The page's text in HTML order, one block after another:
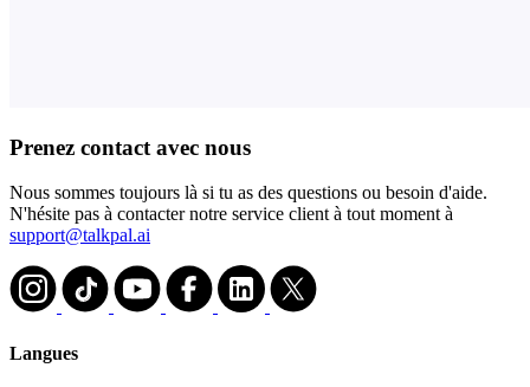
Prenez contact avec nous
Nous sommes toujours là si tu as des questions ou besoin d'aide.
N'hésite pas à contacter notre service client à tout moment à
support@talkpal.ai
Langues